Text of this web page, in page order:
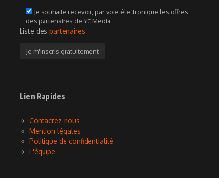
Je souhaite recevoir, par voie électronique les offres
des partenaires de YC Media
Liste des partenaires
Lien Rapides
Contactez-nous
Mention légales
Politique de confidentialité
L'équipe